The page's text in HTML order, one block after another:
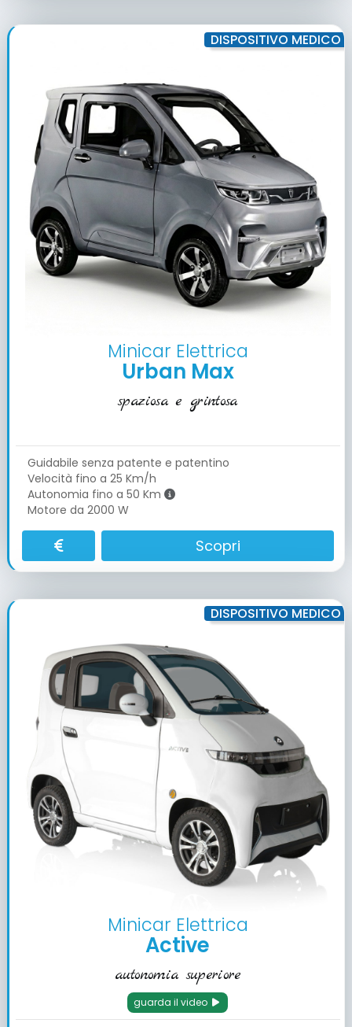
DISPOSITIVO MEDICO
Minicar Elettrica
Urban Max
spaziosa e grintosa
Guidabile senza patente e patentino
Velocità fino a 25 Km/h
Autonomia fino a 50 Km
Motore da 2000 W
Scopri
DISPOSITIVO MEDICO
Minicar Elettrica
Active
autonomia superiore
guarda il video